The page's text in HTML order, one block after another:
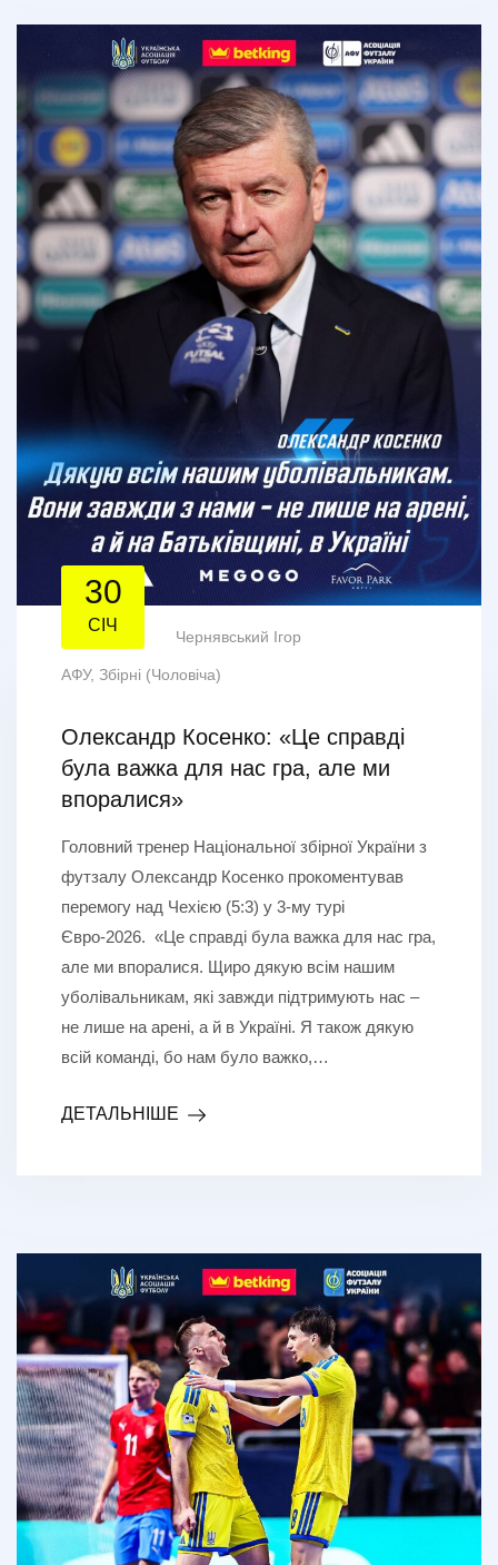
30
СІЧ
Чернявський Ігор
АФУ, Збірні (Чоловіча)
Олександр Косенко: «Це справді
була важка для нас гра, але ми
впоралися»
Головний тренер Національної збірної України з
футзалу Олександр Косенко прокоментував
перемогу над Чехією (5:3) у 3-му турі
Євро-2026. «Це справді була важка для нас гра,
але ми впоралися. Щиро дякую всім нашим
уболівальникам, які завжди підтримують нас –
не лише на арені, а й в Україні. Я також дякую
всій команді, бо нам було важко,…
ДЕТАЛЬНІШЕ